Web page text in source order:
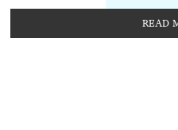
READ